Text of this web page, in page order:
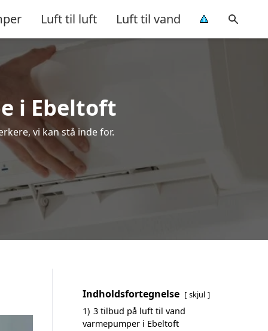
Luft til luft Luft til vand
i Ebeltoft
vi kan stå inde for.
Indholdsfortegnelse skjul
1) 3 tilbud på luft til vand
varmepumper i Ebeltoft